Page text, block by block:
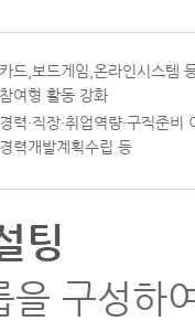
카드,보드게임,온라인시스템
참여형 활동 강화
경력·직장·취업역량·구직준
경력개발계획수립 등
팅
구성하